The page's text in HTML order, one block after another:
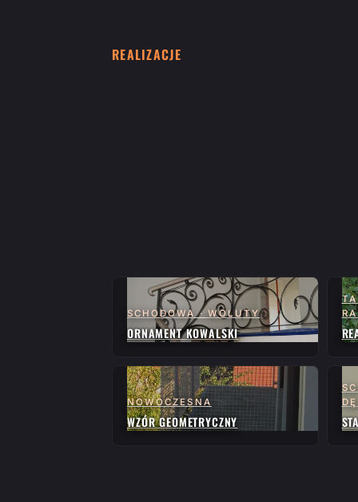
REALIZACJE
SCHODOWA · WOLUTY
ORNAMENT KOWALSKI
NOWOCZESNA
WZÓR GEOMETRYCZNY